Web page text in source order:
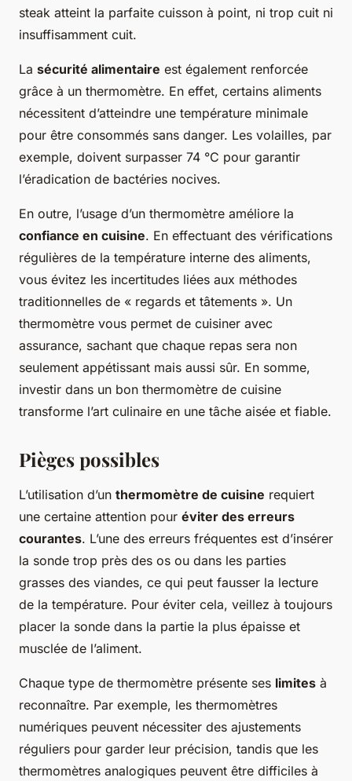
steak atteint la parfaite cuisson à point, ni trop cuit ni
insuffisamment cuit.
La sécurité alimentaire est également renforcée
grâce à un thermomètre. En effet, certains aliments
nécessitent d’atteindre une température minimale
pour être consommés sans danger. Les volailles, par
exemple, doivent surpasser 74 °C pour garantir
l’éradication de bactéries nocives.
En outre, l’usage d’un thermomètre améliore la
confiance en cuisine. En effectuant des vérifications
régulières de la température interne des aliments,
vous évitez les incertitudes liées aux méthodes
traditionnelles de « regards et tâtements ». Un
thermomètre vous permet de cuisiner avec
assurance, sachant que chaque repas sera non
seulement appétissant mais aussi sûr. En somme,
investir dans un bon thermomètre de cuisine
transforme l’art culinaire en une tâche aisée et fiable.
Pièges possibles
L’utilisation d’un thermomètre de cuisine requiert
une certaine attention pour éviter des erreurs
courantes. L’une des erreurs fréquentes est d’insérer
la sonde trop près des os ou dans les parties
grasses des viandes, ce qui peut fausser la lecture
de la température. Pour éviter cela, veillez à toujours
placer la sonde dans la partie la plus épaisse et
musclée de l’aliment.
Chaque type de thermomètre présente ses limites à
reconnaître. Par exemple, les thermomètres
numériques peuvent nécessiter des ajustements
réguliers pour garder leur précision, tandis que les
thermomètres analogiques peuvent être difficiles à